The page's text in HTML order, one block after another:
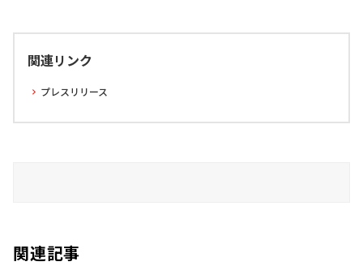
関連リンク
プレスリリース
関連記事